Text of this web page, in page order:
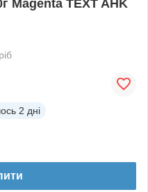
Magenta TEXT AHK
2 дні